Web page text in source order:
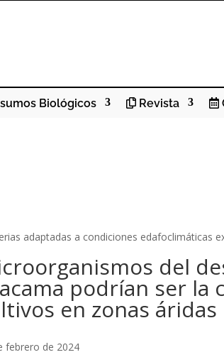
Biológicos Revista
adaptadas a condiciones edafoclimáticas
del
podrían ser la
en zonas áridas
febrero de 2024